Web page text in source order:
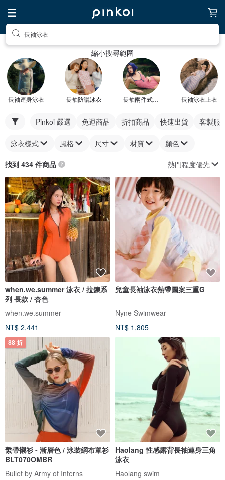
長袖泳衣
縮小搜尋範圍
長袖連身泳衣 長袖防曬泳衣 長袖兩件式泳衣 長袖泳衣上衣
Pinkoi 嚴選 免運商品 折扣商品 快速出貨 客製服
泳衣樣式 風格 尺寸 材質 顏色
找到 434 件商品 熱門程度優先
when.we.summer 泳衣 / 拉鍊系
列 長款 / 杏色
when.we.summer
NT$ 2,441
兒童長袖泳衣熱帶圖案三重G
Nyne Swimwear
NT$ 1,805
88 折
繫帶襯衫 - 漸層色 / 泳裝網布罩衫
BLT070OMBR
Bullet by Army of Interns
Haolang 性感露背長袖連身三角
泳衣
Haolang swim